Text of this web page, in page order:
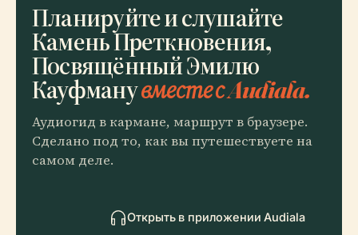
Планируйте и слушайте
Камень Преткновения,
Посвящённый Эмилю
Кауфманувместе с Audiala.
Аудиогид в кармане, маршрут в браузере.
Сделано под то, как вы путешествуете на
самом деле.
Открыть в приложении Audiala